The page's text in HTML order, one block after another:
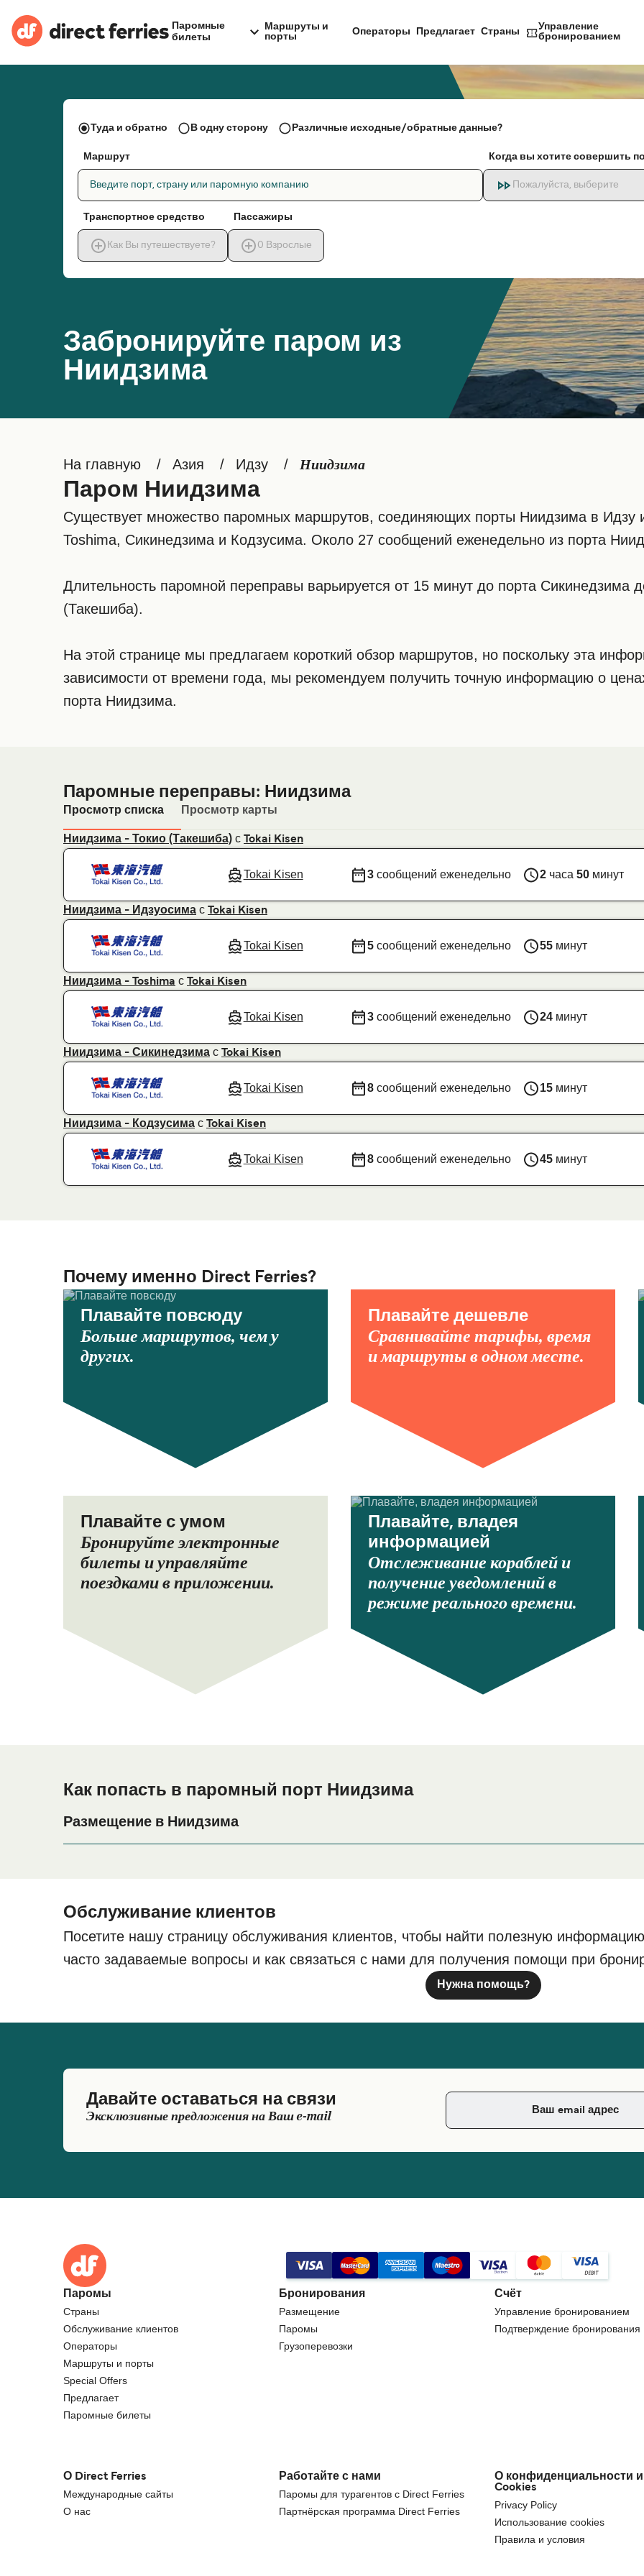
Паромные
билеты
Маршруты и
порты
Операторы Предлагает Страны
Управление
бронированием
Забронируйте паром из
Ниидзима
Туда и обратно В одну сторону Различные исходные/обратные данные?
Маршрут
Введите порт, страну или паромную компанию
Когда вы хотите совершить
Пожалуйста, выберите
Транспортное средство
Как Вы путешествуете?
Пассажиры
0 Взрослые
На главную Азия Идзу Ниидзима
Паром Ниидзима
Существует множество паромных маршрутов, соединяющих порты Ниидзима в Идзу
Toshima, Сикинедзима и Кодзусима. Около 27 сообщений еженедельно из порта
Длительность паромной переправы варьируется от 15 минут до порта Сикинедзима
(Такешиба).
На этой странице мы предлагаем короткий обзор маршрутов, но поскольку эта
зависимости от времени года, мы рекомендуем получить точную информацию о
порта Ниидзима.
Паромные переправы: Ниидзима
Просмотр списка Просмотр карты
Ниидзима - Токио (Такешиба) с Tokai Kisen
Tokai Kisen 3 сообщений еженедельно 2 часа50 минут
Ниидзима - Идзуосима с Tokai Kisen
Tokai Kisen 5 сообщений еженедельно 55 минут
Ниидзима - Toshima с Tokai Kisen
Tokai Kisen 3 сообщений еженедельно 24 минут
Ниидзима - Сикинедзима с Tokai Kisen
Tokai Kisen 8 сообщений еженедельно 15 минут
Ниидзима - Кодзусима с Tokai Kisen
Tokai Kisen 8 сообщений еженедельно 45 минут
Почему именно Direct Ferries?
Плавайте повсюду
Больше маршрутов, чем у
других.
Плавайте дешевле
Сравнивайте тарифы, время
и маршруты в одном месте.
Плавайте с умом
Бронируйте электронные
билеты и управляйте
поездками в приложении.
Плавайте, владея
информацией
Отслеживание кораблей и
получение уведомлений в
режиме реального времени.
Как попасть в паромный порт Ниидзима
Размещение в Ниидзима
Обслуживание клиентов
Посетите нашу страницу обслуживания клиентов, чтобы найти полезную
часто задаваемые вопросы и как связаться с нами для получения помощи при
Нужна помощь?
Давайте оставаться на связи
Эксклюзивные предложения на Ваш e-mail
Паромы
Страны
Обслуживание клиентов
Операторы
Маршруты и порты
Special Offers
Предлагает
Паромные билеты
Бронирования
Размещение
Паромы
Грузоперевозки
Счёт
Управление бронированием
Подтверждение бронирования
О Direct Ferries
Международные сайты
О нас
Работайте с нами
Паромы для турагентов с Direct Ferries
Партнёрская программа Direct Ferries
О конфиденциальности и
Cookies
Privacy Policy
Использование cookies
Правила и условия